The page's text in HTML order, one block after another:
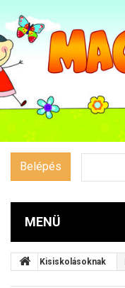
Belépés
MENÜ
Kisiskolásoknak